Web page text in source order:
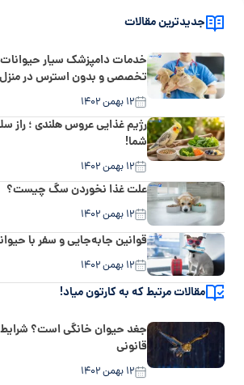
جدیدترین مقالات
خدمات دامپزشک سیار
تخصصی و بدون استرس در منزل
۱۲ بهمن ۱۴۰۲
رژیم غذایی عروس هلندی ؛ راز
شما!
۱۲ بهمن ۱۴۰۲
علت غذا نخوردن سگ چیست؟
۱۲ بهمن ۱۴۰۲
قوانین جابه‌جایی و سفر با
۱۲ بهمن ۱۴۰۲
مقالات مرتبط که به کارتون میاد!
جغد حیوان خانگی است؟ شرایط
قانونی
۱۲ بهمن ۱۴۰۲